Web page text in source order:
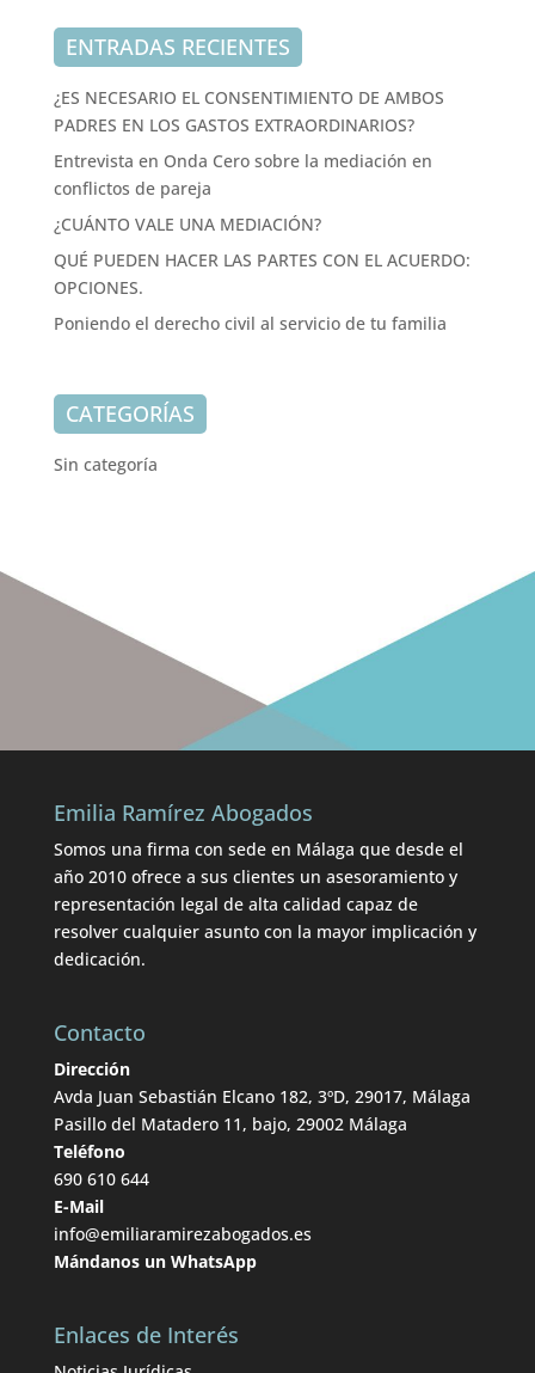
ENTRADAS RECIENTES
¿ES NECESARIO EL CONSENTIMIENTO DE AMBOS
PADRES EN LOS GASTOS EXTRAORDINARIOS?
Entrevista en Onda Cero sobre la mediación en
conflictos de pareja
¿CUÁNTO VALE UNA MEDIACIÓN?
QUÉ PUEDEN HACER LAS PARTES CON EL ACUERDO:
OPCIONES.
Poniendo el derecho civil al servicio de tu familia
CATEGORÍAS
Sin categoría
Emilia Ramírez Abogados
Somos una firma con sede en Málaga que desde el
año 2010 ofrece a sus clientes un asesoramiento y
representación legal de alta calidad capaz de
resolver cualquier asunto con la mayor implicación y
dedicación.
Contacto
Dirección
Avda Juan Sebastián Elcano 182, 3ºD, 29017, Málaga
Pasillo del Matadero 11, bajo, 29002 Málaga
Teléfono
690 610 644
E-Mail
info@emiliaramirezabogados.es
Mándanos un WhatsApp
Enlaces de Interés